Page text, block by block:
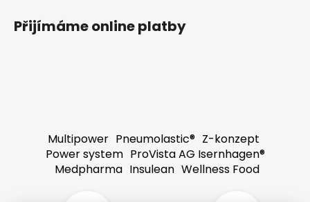
Přijímáme online platby
Multipower Pneumolastic® Z-konzept
Power system ProVista AG Isernhagen®
Medpharma Insulean Wellness Food